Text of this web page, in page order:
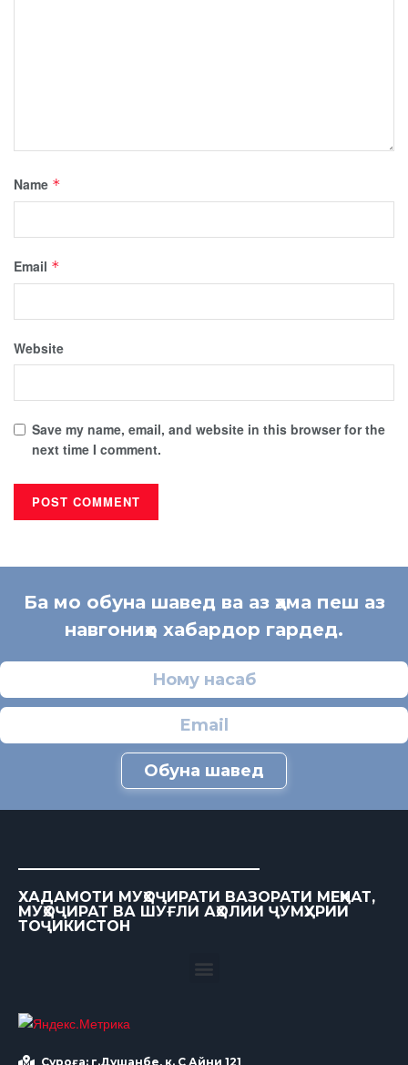
Name *
Email *
Website
Save my name, email, and website in this browser for the
next time I comment.
Ба мо обуна шавед ва аз ҳама пеш аз
навгониҳо хабардор гардед.
Обуна шавед
ХАДАМОТИ МУҲОҶИРАТИ ВАЗОРАТИ МЕҲНАТ,
МУҲОҶИРАТ ВА ШУҒЛИ АҲОЛИИ ҶУМҲУРИИ
ТОҶИКИСТОН
Суроға: г.Душанбе, к. С Айни 121